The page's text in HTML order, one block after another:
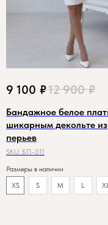
9 100 ₽12 900 ₽
Бандажное белое
шикарным декольте из
перьев
SKU: БП-011
Размеры в наличии
XS
S M L XL